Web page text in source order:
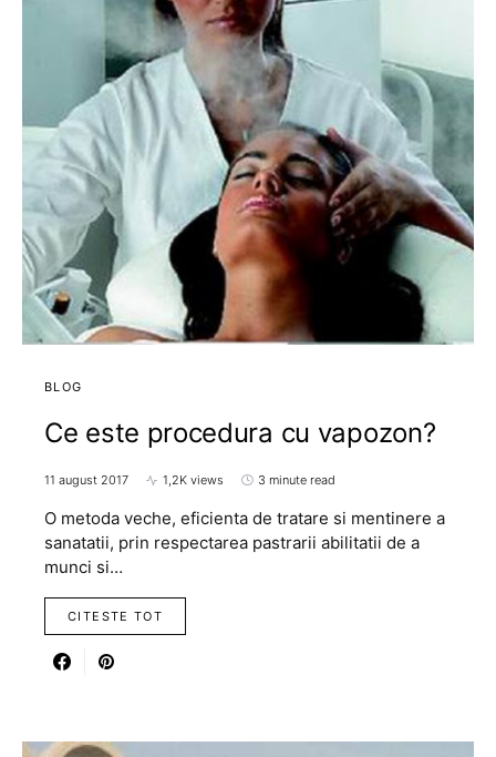
BLOG
Ce este procedura cu vapozon?
11 august 2017 1,2K views 3 minute read
O metoda veche, eficienta de tratare si mentinere a
sanatatii, prin respectarea pastrarii abilitatii de a
munci si…
CITESTE TOT